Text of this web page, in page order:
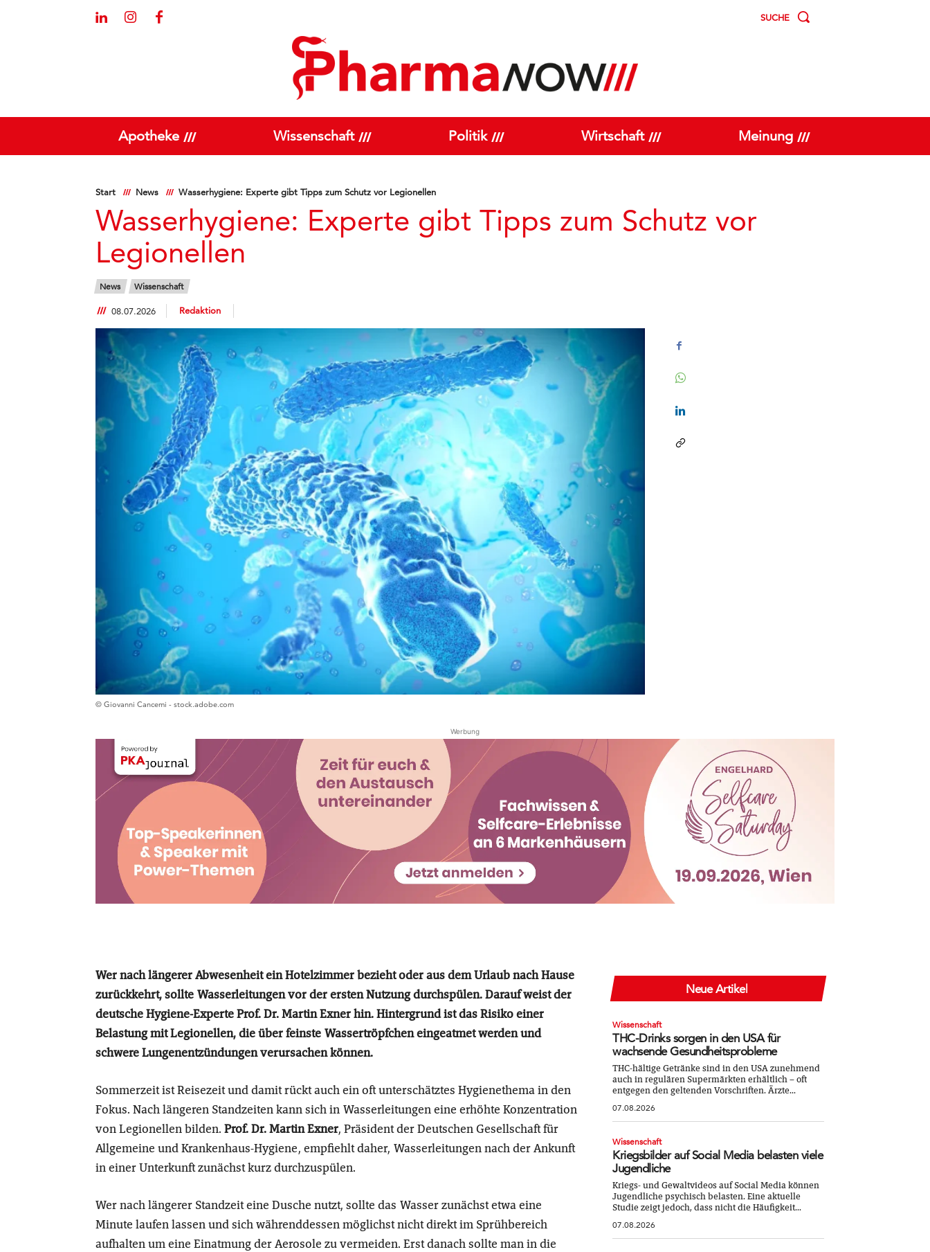
SUCHE
Apotheke Wissenschaft Politik Wirtschaft Meinung
Start News Wasserhygiene: Experte gibt Tipps zum Schutz vor Legionellen
Wasserhygiene: Experte gibt Tipps zum Schutz vor
Legionellen
News Wissenschaft
08.07.2026 Redaktion
© Giovanni Cancemi - stock.adobe.com
Werbung
Wer nach längerer Abwesenheit ein Hotelzimmer bezieht oder aus dem Urlaub nach Hause
zurückkehrt, sollte Wasserleitungen vor der ersten Nutzung durchspülen. Darauf weist der
deutsche Hygiene-Experte Prof. Dr. Martin Exner hin. Hintergrund ist das Risiko einer
Belastung mit Legionellen, die über feinste Wassertröpfchen eingeatmet werden und
schwere Lungenentzündungen verursachen können.
Sommerzeit ist Reisezeit und damit rückt auch ein oft unterschätztes Hygienethema in den
Fokus. Nach längeren Standzeiten kann sich in Wasserleitungen eine erhöhte Konzentration
von Legionellen bilden. Prof. Dr. Martin Exner, Präsident der Deutschen Gesellschaft für
Allgemeine und Krankenhaus-Hygiene, empfiehlt daher, Wasserleitungen nach der Ankunft
in einer Unterkunft zunächst kurz durchzuspülen.
Wer nach längerer Standzeit eine Dusche nutzt, sollte das Wasser zunächst etwa eine
Minute laufen lassen und sich währenddessen möglichst nicht direkt im Sprühbereich
aufhalten um eine Einatmung der Aerosole zu vermeiden. Erst danach sollte man in die
Neue Artikel
Wissenschaft
THC-Drinks sorgen in den USA für
wachsende Gesundheitsprobleme
THC-hältige Getränke sind in den USA zunehmend
auch in regulären Supermärkten erhältlich – oft
entgegen den geltenden Vorschriften. Ärzte...
07.08.2026
Wissenschaft
Kriegsbilder auf Social Media belasten viele
Jugendliche
Kriegs- und Gewaltvideos auf Social Media können
Jugendliche psychisch belasten. Eine aktuelle
Studie zeigt jedoch, dass nicht die Häufigkeit...
07.08.2026